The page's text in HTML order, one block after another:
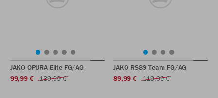
JAKO OPURA Elite FG/AG
99,99 €
139,99 €
JAKO RS89 Team FG/AG
89,99 €
119,99 €